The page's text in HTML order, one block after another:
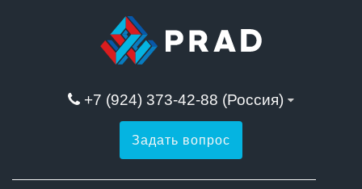
+7 (924) 373-42-88 (Россия)
Задать вопрос